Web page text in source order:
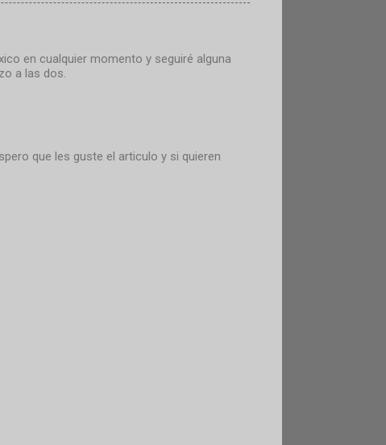
en cualquier momento y seguiré alguna
a las dos.
que les guste el articulo y si quieren